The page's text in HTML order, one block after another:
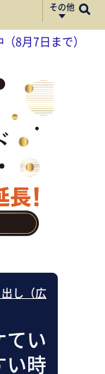
ート
その他
8月7日まで）
し（広
てい
時